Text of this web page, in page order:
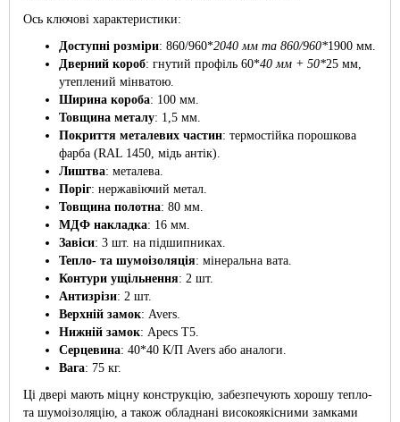
Ось ключові характеристики:
Доступні розміри: 860/960*2040 мм та 860/960*1900 мм.
Дверний короб: гнутий профіль 60*40 мм + 50*25 мм,
утеплений мінватою.
Ширина короба: 100 мм.
Товщина металу: 1,5 мм.
Покриття металевих частин: термостійка порошкова
фарба (RAL 1450, мідь антік).
Лиштва: металева.
Поріг: нержавіючий метал.
Товщина полотна: 80 мм.
МДФ накладка: 16 мм.
Завіси: 3 шт. на підшипниках.
Тепло- та шумоізоляція: мінеральна вата.
Контури ущільнення: 2 шт.
Антизрізи: 2 шт.
Верхній замок: Avers.
Нижній замок: Apecs T5.
Серцевина: 40*40 К/П Avers або аналоги.
Вага: 75 кг.
Ці двері мають міцну конструкцію, забезпечують хорошу тепло-
та шумоізоляцію, а також обладнані високоякісними замками